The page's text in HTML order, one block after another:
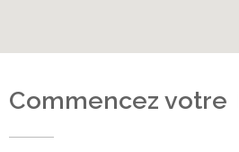
Commencez votre